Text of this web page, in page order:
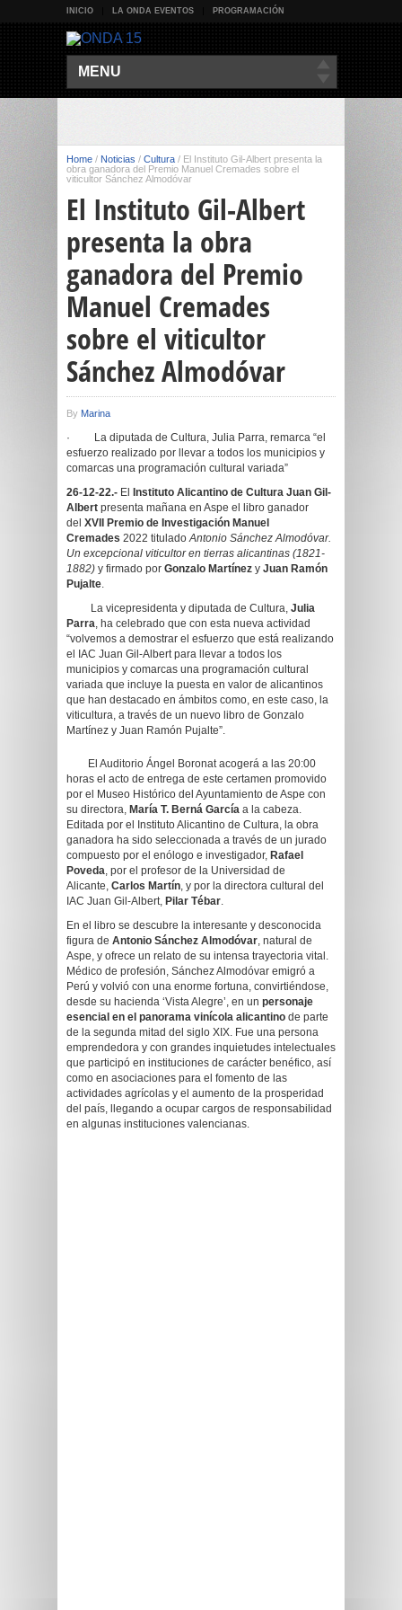
INICIO LA ONDA EVENTOS PROGRAMACIÓN
MENU
Home / Noticias / Cultura / El Instituto Gil-Albert presenta la
obra ganadora del Premio Manuel Cremades sobre el
viticultor Sánchez Almodóvar
El Instituto Gil-Albert
presenta la obra
ganadora del Premio
Manuel Cremades
sobre el viticultor
Sánchez Almodóvar
By Marina
· La diputada de Cultura, Julia Parra, remarca “el
esfuerzo realizado por llevar a todos los municipios y
comarcas una programación cultural variada”
26-12-22.- El
Instituto Alicantino de Cultura Juan Gil-
Albert presenta mañana en Aspe el libro ganador
del XVII
Premio de Investigación Manuel
Cremades 2022 tituladoAntonio Sánchez Almodóvar.
Un excepcional viticultor en tierras alicantinas (1821-
1882) y firmado por Gonzalo Martínez y Juan Ramón
Pujalte.
La vicepresidenta y diputada de Cultura, Julia
Parra, ha celebrado que con esta nueva actividad
“volvemos a demostrar el esfuerzo que está realizando
el IAC Juan Gil-Albert para llevar a todos los
municipios y comarcas una programación cultural
variada que incluye la puesta en valor de alicantinos
que han destacado en ámbitos como, en este caso, la
viticultura, a través de un nuevo libro de Gonzalo
Martínez y Juan Ramón Pujalte”.
El Auditorio Ángel Boronat acogerá a las 20:00
horas el acto de entrega de este certamen promovido
por el Museo Histórico del Ayuntamiento de Aspe con
su directora, María T. Berná García a la cabeza.
Editada por el Instituto Alicantino de Cultura, la obra
ganadora ha sido seleccionada a través de un jurado
compuesto por el enólogo e investigador, Rafael
Poveda, por el profesor de la Universidad de
Alicante, Carlos Martín, y por la directora cultural del
IAC Juan Gil-Albert, Pilar Tébar.
En el libro se descubre la interesante y desconocida
figura de Antonio Sánchez Almodóvar, natural de
Aspe, y ofrece un relato de su intensa trayectoria vital.
Médico de profesión, Sánchez Almodóvar emigró a
Perú y volvió con una enorme fortuna, convirtiéndose,
desde su hacienda ‘Vista Alegre’, en un personaje
esencial en el panorama vinícola alicantino de parte
de la segunda mitad del siglo XIX. Fue una persona
emprendedora y con grandes inquietudes intelectuales
que participó en instituciones de carácter benéfico, así
como en asociaciones para el fomento de las
actividades agrícolas y el aumento de la prosperidad
del país, llegando a ocupar cargos de responsabilidad
en algunas instituciones valencianas.